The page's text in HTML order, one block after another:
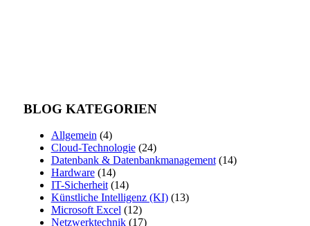
BLOG KATEGORIEN
Allgemein (4)
Cloud-Technologie(24)
Datenbank & Datenbankmanagement(14)
Hardware(14)
IT-Sicherheit(14)
Künstliche Intelligenz (KI)(13)
Microsoft Excel (12)
Netzwerktechnik(17)